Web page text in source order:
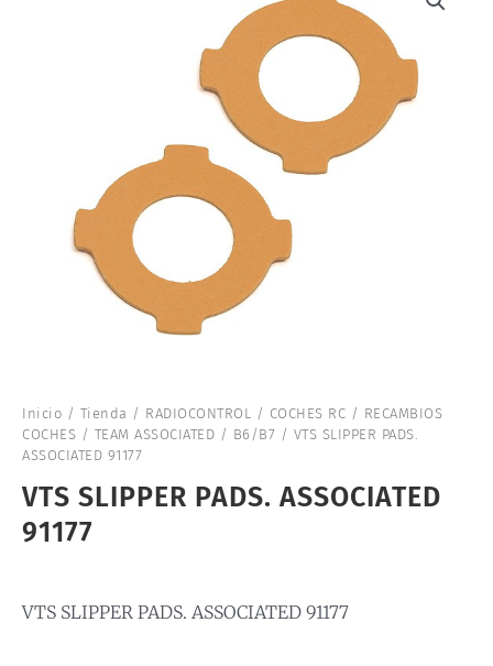
Inicio / Tienda / RADIOCONTROL / COCHES RC / RECAMBIOS
COCHES / TEAM ASSOCIATED / B6/B7 / VTS SLIPPER PADS.
ASSOCIATED 91177
VTS SLIPPER PADS. ASSOCIATED
91177
VTS SLIPPER PADS. ASSOCIATED 91177